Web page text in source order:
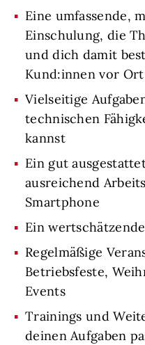
Eine umfassende,
Einschulung, die
und dich damit
Kund:innen vor
Vielseitige
technischen
kannst
Ein gut
ausreichend
Smartphone
Ein
Regelmäßige
Betriebsfeste,
Events
Trainings und
deinen Aufgaben